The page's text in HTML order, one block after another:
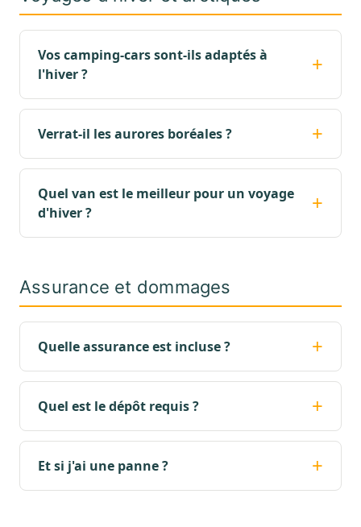
Vos camping-cars sont-ils adaptés à
l'hiver ?
Verrat-il les aurores boréales ?
Quel van est le meilleur pour un voyage
d'hiver ?
Assurance et dommages
Quelle assurance est incluse ?
Quel est le dépôt requis ?
Et si j'ai une panne ?